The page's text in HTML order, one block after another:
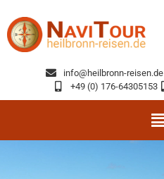
info@heilbronn-reisen.de
+49 (0) 176-64305153